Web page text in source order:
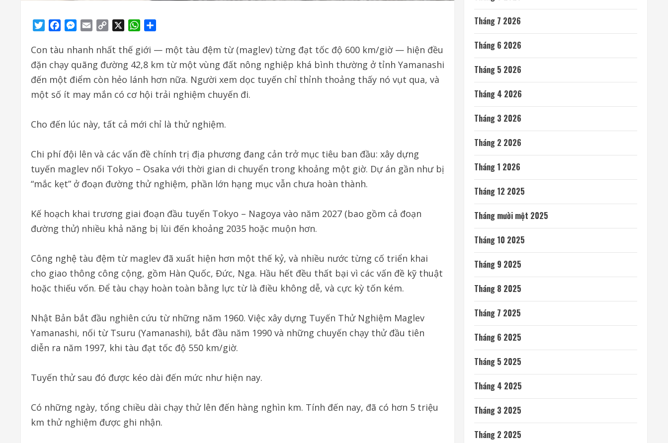
TwitterFacebookMessenger
Email
Copy
WhatsApp
Con tàu nhanh nhất thế giới — một tàu đệm từ (maglev) từng đạt tốc độ 600 km/giờ — hiện đều
đặn chạy quãng đường 42,8 km từ một vùng đất nông nghiệp khá bình thường ở tỉnh Yamanashi
đến một điểm còn hẻo lánh hơn nữa. Người xem dọc tuyến chỉ thỉnh thoảng thấy nó vụt qua, và
một số ít may mắn có cơ hội trải nghiệm chuyến đi.
Cho đến lúc này, tất cả mới chỉ là thử nghiệm.
Chi phí đội lên và các vấn đề chính trị địa phương đang cản trở mục tiêu ban đầu: xây dựng
tuyến maglev nối Tokyo – Osaka với thời gian di chuyển trong khoảng một giờ. Dự án gần như bị
“mắc kẹt” ở đoạn đường thử nghiệm, phần lớn hạng mục vẫn chưa hoàn thành.
Kế hoạch khai trương giai đoạn đầu tuyến Tokyo – Nagoya vào năm 2027 (bao gồm cả đoạn
đường thử) nhiều khả năng bị lùi đến khoảng 2035 hoặc muộn hơn.
Công nghệ tàu đệm từ maglev đã xuất hiện hơn một thế kỷ, và nhiều nước từng cố triển khai
cho giao thông công cộng, gồm Hàn Quốc, Đức, Nga. Hầu hết đều thất bại vì các vấn đề kỹ thuật
hoặc thiếu vốn. Để tàu chạy hoàn toàn bằng lực từ là điều không dễ, và cực kỳ tốn kém.
Nhật Bản bắt đầu nghiên cứu từ những năm 1960. Việc xây dựng Tuyến Thử Nghiệm Maglev
Yamanashi, nối từ Tsuru (Yamanashi), bắt đầu năm 1990 và những chuyến chạy thử đầu tiên
diễn ra năm 1997, khi tàu đạt tốc độ 550 km/giờ.
Tuyến thử sau đó được kéo dài đến mức như hiện nay.
Có những ngày, tổng chiều dài chạy thử lên đến hàng nghìn km. Tính đến nay, đã có hơn 5 triệu
km thử nghiệm được ghi nhận.
Tháng 7 2026
Tháng 6 2026
Tháng 5 2026
Tháng 4 2026
Tháng 3 2026
Tháng 2 2026
Tháng 1 2026
Tháng 12 2025
Tháng mười một 2025
Tháng 10 2025
Tháng 9 2025
Tháng 8 2025
Tháng 7 2025
Tháng 6 2025
Tháng 5 2025
Tháng 4 2025
Tháng 3 2025
Tháng 2 2025